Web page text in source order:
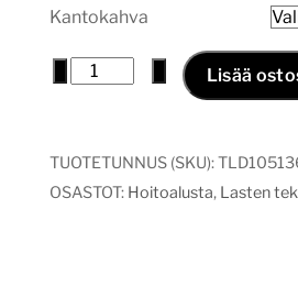
Kantokahva
Hoitoalusta
määrä
Lisää
TUOTETUNNUS (SKU):
OSASTOT: Hoitoalusta, Lasten